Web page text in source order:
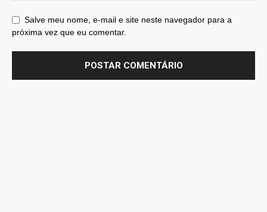
Salve meu nome, e-mail e site neste navegador para a
próxima vez que eu comentar.